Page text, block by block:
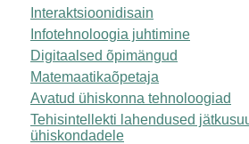
Interaktsioonidisain
Infotehnoloogia juhtimine
Digitaalsed õpimängud
Matemaatikaõpetaja
Avatud ühiskonna tehnoloogiad
Tehisintellekti lahendused
ühiskondadele